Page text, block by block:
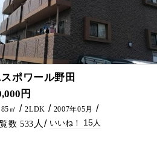
15
ポワール野田
気のカウンターキッチン・鉄筋
円
㎡ 2LDK 2007年05月
533 15